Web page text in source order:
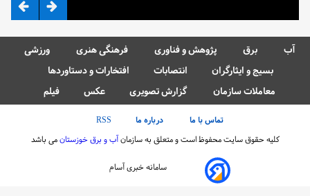
آب برق پژوهش و فناوری فرهنگی هنری
ورزشی
بسیج و ایثارگران
انتصابات
افتخارات و دستاوردها
معاملات سازمان
گزارش تصویری عکس فیلم
تماس با ما درباره ما
RSS
کلیه حقوق سایت محفوظ است و متعلق به سازمانآب و برق خوزستانمی باشد
سامانه خبری آسام